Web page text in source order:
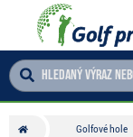
Golfové hole